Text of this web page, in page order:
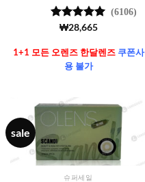
5 중에서
가됨
(6106)
₩28,665
1+1 모든 오렌즈 한달렌즈쿠폰사
용 불가
sale
슈퍼세일